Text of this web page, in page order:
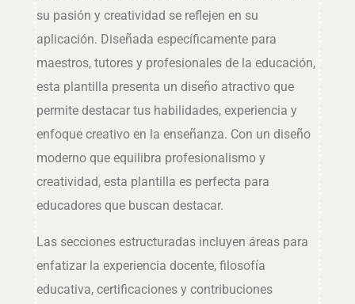
su pasión y creatividad se reflejen en su
aplicación. Diseñada específicamente para
maestros, tutores y profesionales de la educación,
esta plantilla presenta un diseño atractivo que
permite destacar tus habilidades, experiencia y
enfoque creativo en la enseñanza. Con un diseño
moderno que equilibra profesionalismo y
creatividad, esta plantilla es perfecta para
educadores que buscan destacar.
Las secciones estructuradas incluyen áreas para
enfatizar la experiencia docente, filosofía
educativa, certificaciones y contribuciones